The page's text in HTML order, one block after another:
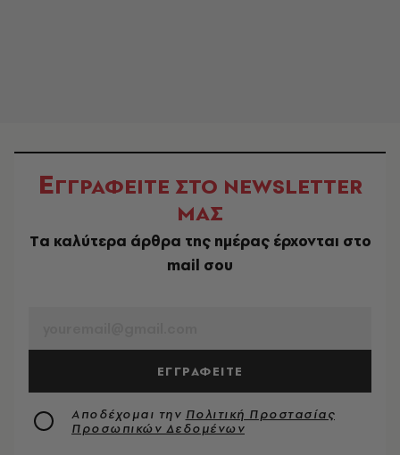
ΕΓΓΡΑΦΕΙΤΕ ΣΤΟ NEWSLETTER
ΜΑΣ
Tα καλύτερα άρθρα της ημέρας έρχονται στο
mail σου
ΕΓΓΡΑΦΕΙΤΕ
Αποδέχομαι την Πολιτική Προστασίας
Προσωπικών Δεδομένων